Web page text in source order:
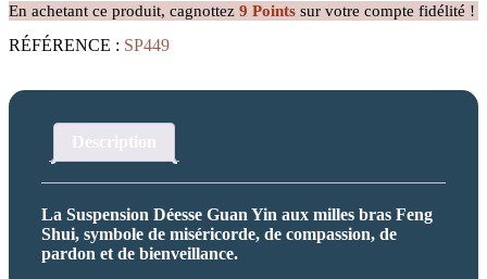
aux
Milles
bras
En achetant ce produit, cagnottez 9 Points sur votre compte fidélité !
RÉFÉRENCE : SP449
Description
La Suspension Déesse Guan Yin aux milles bras Feng
Shui, symbole de miséricorde, de compassion, de
pardon et de bienveillance.